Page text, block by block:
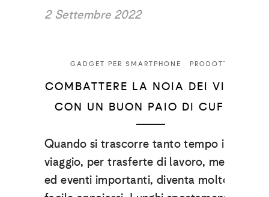
2 Settembre 2022
GADGET PER SMARTPHONE PRODOTTI
COMBATTERE LA NOIA DEI VIAGGI
CON UN BUON PAIO DI CUFFIE!
Quando si trascorre tanto tempo in
viaggio, per trasferte di lavoro, meeting
ed eventi importanti, diventa molto più